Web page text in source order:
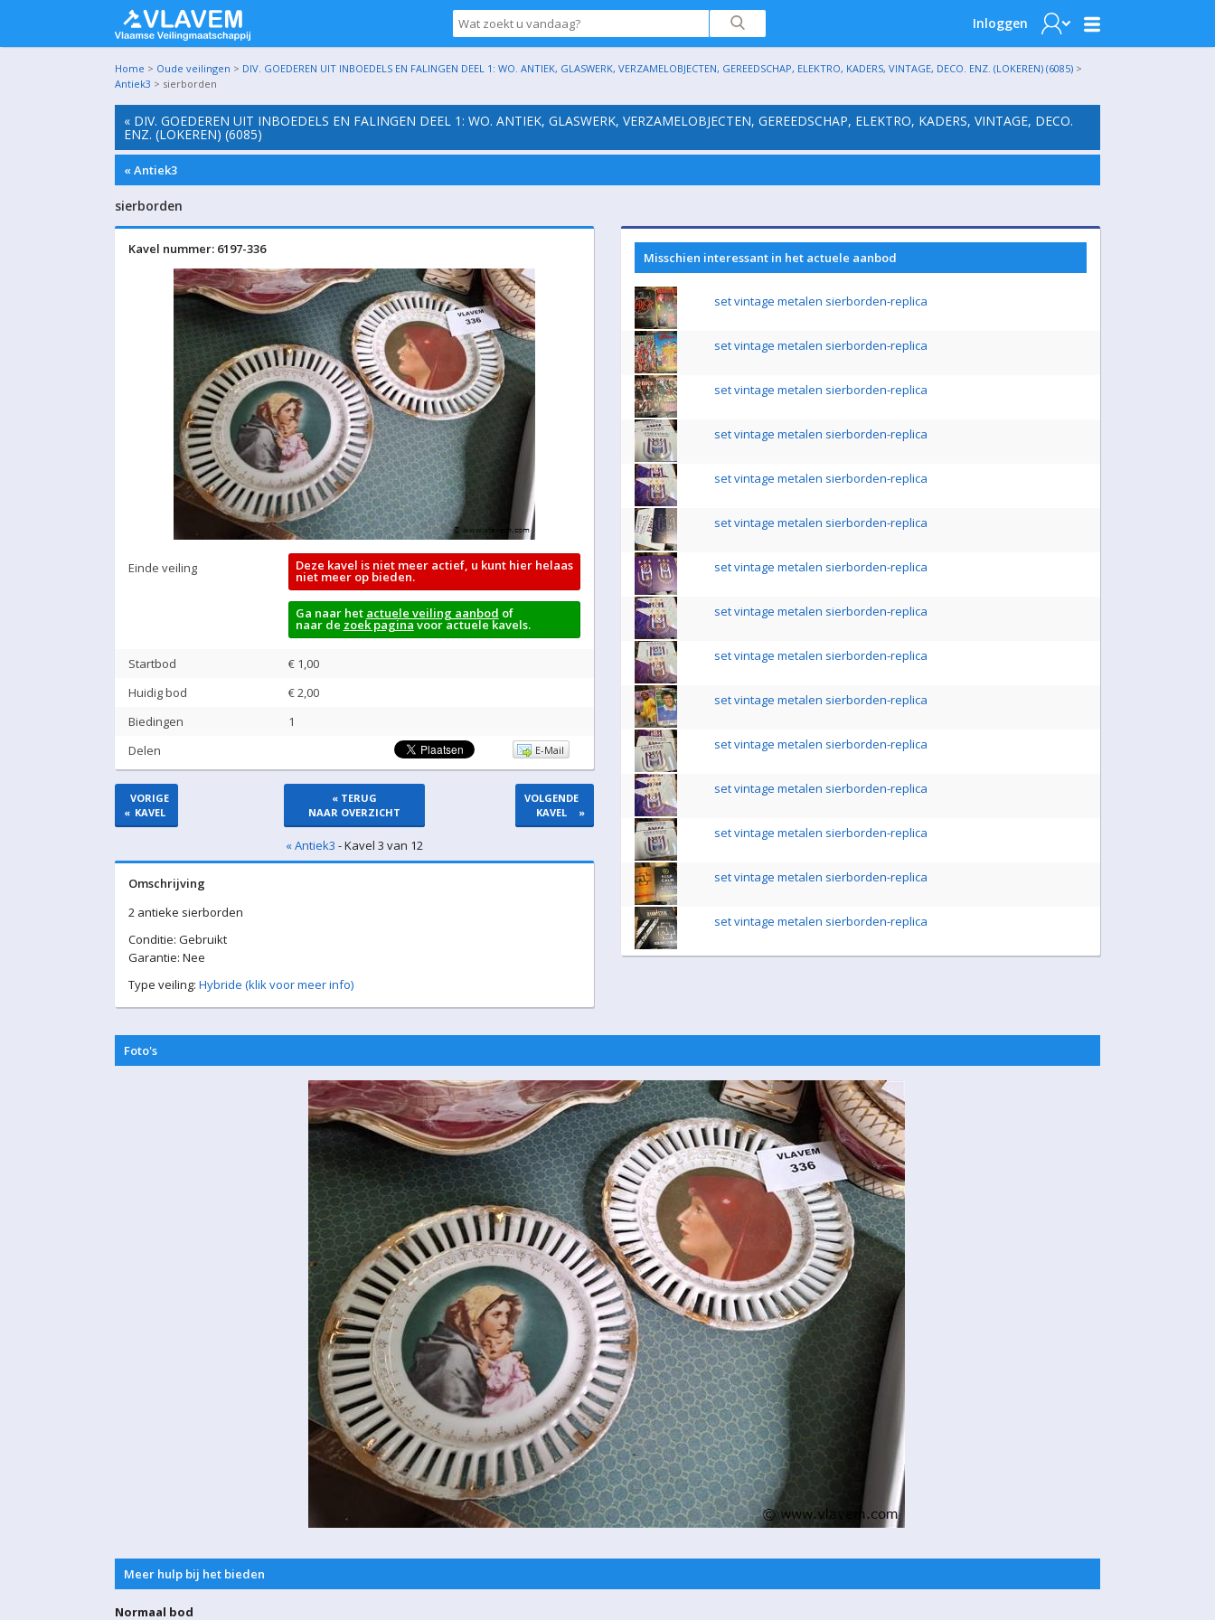
Inloggen
Home > Oude veilingen > DIV. GOEDEREN UIT INBOEDELS EN FALINGEN DEEL 1: WO. ANTIEK, GLASWERK, VERZAMELOBJECTEN, GEREEDSCHAP, ELEKTRO, KADERS, VINTAGE, DECO. ENZ. (LOKEREN) (6085) >
Antiek3 > sierborden
« DIV. GOEDEREN UIT INBOEDELS EN FALINGEN DEEL 1: WO. ANTIEK, GLASWERK, VERZAMELOBJECTEN, GEREEDSCHAP, ELEKTRO, KADERS, VINTAGE, DECO.
ENZ. (LOKEREN) (6085)
« Antiek3
sierborden
Kavel nummer: 6197-336
Einde veiling Deze kavel is niet meer actief, u kunt hier helaas
niet meer op bieden.
Ga naar het actuele veiling aanbod of
naar de zoek paginavoor actuele kavels.
Startbod
€ 1,00
Huidig bod
€2,00
Biedingen
1
Delen
E-Mail
«
VORIGE
KAVEL
« TERUG
NAAR OVERZICHT
VOLGENDE
KAVEL
»
« Antiek3 - Kavel 3 van 12
Omschrijving
2 antieke sierborden
Conditie: Gebruikt
Garantie: Nee
Type veiling: Hybride (klik voor meer info)
Misschien interessant in het actuele aanbod
set vintage metalen sierborden-replica
set vintage metalen sierborden-replica
set vintage metalen sierborden-replica
set vintage metalen sierborden-replica
set vintage metalen sierborden-replica
set vintage metalen sierborden-replica
set vintage metalen sierborden-replica
set vintage metalen sierborden-replica
set vintage metalen sierborden-replica
set vintage metalen sierborden-replica
set vintage metalen sierborden-replica
set vintage metalen sierborden-replica
set vintage metalen sierborden-replica
set vintage metalen sierborden-replica
set vintage metalen sierborden-replica
Foto's
Meer hulp bij het bieden
Normaal bod